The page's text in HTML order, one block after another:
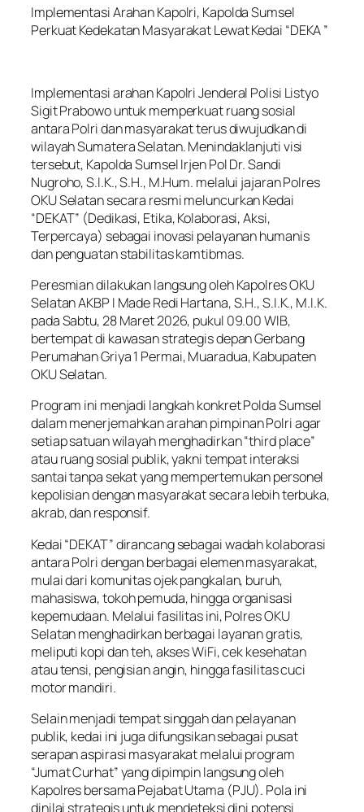
Implementasi Arahan Kapolri, Kapolda Sumsel
Perkuat Kedekatan Masyarakat Lewat Kedai “DEKA ”
Implementasi arahan Kapolri Jenderal Polisi Listyo
Sigit Prabowo untuk memperkuat ruang sosial
antara Polri dan masyarakat terus diwujudkan di
wilayah Sumatera Selatan. Menindaklanjuti visi
tersebut, Kapolda Sumsel Irjen Pol Dr. Sandi
Nugroho, S.I.K., S.H., M.Hum. melalui jajaran Polres
OKU Selatan secara resmi meluncurkan Kedai
“DEKAT” (Dedikasi, Etika, Kolaborasi, Aksi,
Terpercaya) sebagai inovasi pelayanan humanis
dan penguatan stabilitas kamtibmas.
Peresmian dilakukan langsung oleh Kapolres OKU
Selatan AKBP I Made Redi Hartana, S.H., S.I.K., M.I.K.
pada Sabtu, 28 Maret 2026, pukul 09.00 WIB,
bertempat di kawasan strategis depan Gerbang
Perumahan Griya 1 Permai, Muaradua, Kabupaten
OKU Selatan.
Program ini menjadi langkah konkret Polda Sumsel
dalam menerjemahkan arahan pimpinan Polri agar
setiap satuan wilayah menghadirkan “third place”
atau ruang sosial publik, yakni tempat interaksi
santai tanpa sekat yang mempertemukan personel
kepolisian dengan masyarakat secara lebih terbuka,
akrab, dan responsif.
Kedai “DEKAT” dirancang sebagai wadah kolaborasi
antara Polri dengan berbagai elemen masyarakat,
mulai dari komunitas ojek pangkalan, buruh,
mahasiswa, tokoh pemuda, hingga organisasi
kepemudaan. Melalui fasilitas ini, Polres OKU
Selatan menghadirkan berbagai layanan gratis,
meliputi kopi dan teh, akses WiFi, cek kesehatan
atau tensi, pengisian angin, hingga fasilitas cuci
motor mandiri.
Selain menjadi tempat singgah dan pelayanan
publik, kedai ini juga difungsikan sebagai pusat
serapan aspirasi masyarakat melalui program
“Jumat Curhat” yang dipimpin langsung oleh
Kapolres bersama Pejabat Utama (PJU). Pola ini
dinilai strategis untuk mendeteksi dini potensi